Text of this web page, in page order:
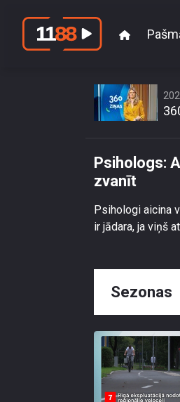
Psihologs:
zvanīt
Psihologi aicina
ir jādara, ja viņš
Sezonas